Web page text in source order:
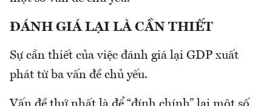
ĐÁNH GIÁ LẠI LÀ CẦN THIẾT
Sự cần thiết của việc đánh giá lại GDP xuất
phát từ ba vấn đề chủ yếu.